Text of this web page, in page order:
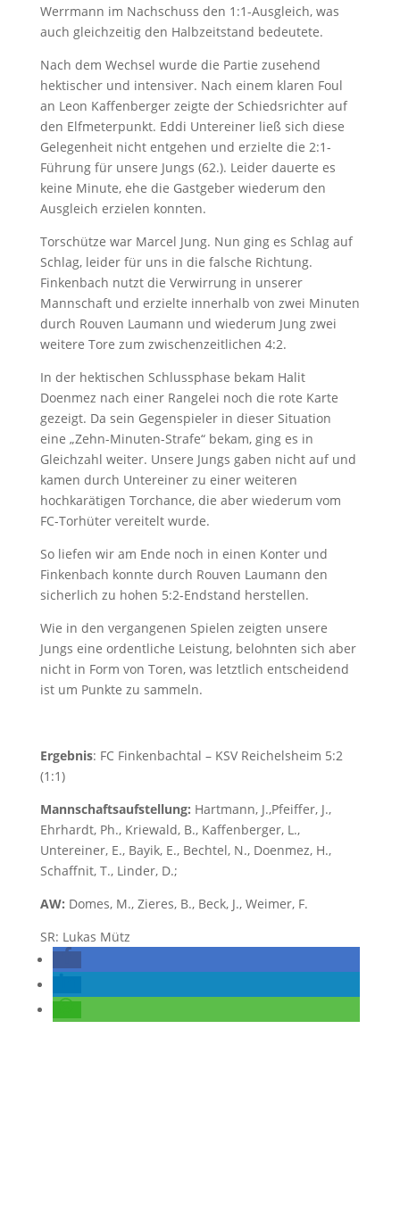
Werrmann im Nachschuss den 1:1-Ausgleich, was
auch gleichzeitig den Halbzeitstand bedeutete.
Nach dem Wechsel wurde die Partie zusehend
hektischer und intensiver. Nach einem klaren Foul
an Leon Kaffenberger zeigte der Schiedsrichter auf
den Elfmeterpunkt. Eddi Untereiner ließ sich diese
Gelegenheit nicht entgehen und erzielte die 2:1-
Führung für unsere Jungs (62.). Leider dauerte es
keine Minute, ehe die Gastgeber wiederum den
Ausgleich erzielen konnten.
Torschütze war Marcel Jung. Nun ging es Schlag auf
Schlag, leider für uns in die falsche Richtung.
Finkenbach nutzt die Verwirrung in unserer
Mannschaft und erzielte innerhalb von zwei Minuten
durch Rouven Laumann und wiederum Jung zwei
weitere Tore zum zwischenzeitlichen 4:2.
In der hektischen Schlussphase bekam Halit
Doenmez nach einer Rangelei noch die rote Karte
gezeigt. Da sein Gegenspieler in dieser Situation
eine „Zehn-Minuten-Strafe“ bekam, ging es in
Gleichzahl weiter. Unsere Jungs gaben nicht auf und
kamen durch Untereiner zu einer weiteren
hochkarätigen Torchance, die aber wiederum vom
FC-Torhüter vereitelt wurde.
So liefen wir am Ende noch in einen Konter und
Finkenbach konnte durch Rouven Laumann den
sicherlich zu hohen 5:2-Endstand herstellen.
Wie in den vergangenen Spielen zeigten unsere
Jungs eine ordentliche Leistung, belohnten sich aber
nicht in Form von Toren, was letztlich entscheidend
ist um Punkte zu sammeln.
Ergebnis: FC Finkenbachtal – KSV Reichelsheim 5:2
(1:1)
Mannschaftsaufstellung: Hartmann, J.,Pfeiffer, J.,
Ehrhardt, Ph., Kriewald, B., Kaffenberger, L.,
Untereiner, E., Bayik, E., Bechtel, N., Doenmez, H.,
Schaffnit, T., Linder, D.;
AW: Domes, M., Zieres, B., Beck, J., Weimer, F.
SR: Lukas Mütz